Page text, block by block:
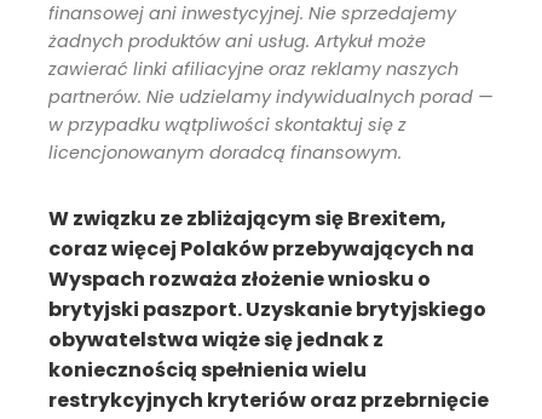
finansowej ani inwestycyjnej. Nie sprzedajemy
żadnych produktów ani usług. Artykuł może
zawierać linki afiliacyjne oraz reklamy naszych
partnerów. Nie udzielamy indywidualnych porad —
w przypadku wątpliwości skontaktuj się z
licencjonowanym doradcą finansowym.
W związku ze zbliżającym się Brexitem,
coraz więcej Polaków przebywających na
Wyspach rozważa złożenie wniosku o
brytyjski paszport. Uzyskanie brytyjskiego
obywatelstwa wiąże się jednak z
koniecznością spełnienia wielu
restrykcyjnych kryteriów oraz przebrnięcie